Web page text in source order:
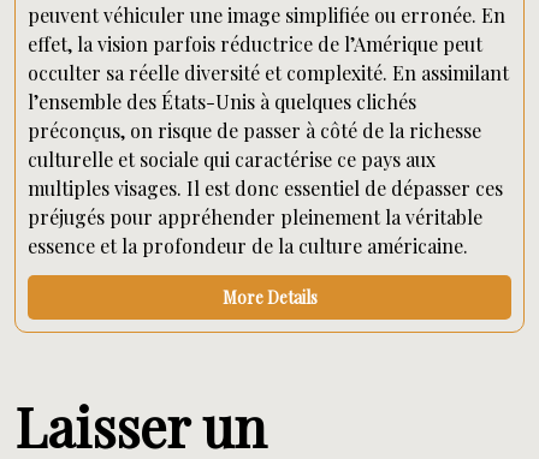
peuvent véhiculer une image simplifiée ou erronée. En
effet, la vision parfois réductrice de l’Amérique peut
occulter sa réelle diversité et complexité. En assimilant
l’ensemble des États-Unis à quelques clichés
préconçus, on risque de passer à côté de la richesse
culturelle et sociale qui caractérise ce pays aux
multiples visages. Il est donc essentiel de dépasser ces
préjugés pour appréhender pleinement la véritable
essence et la profondeur de la culture américaine.
More Details
Laisser un